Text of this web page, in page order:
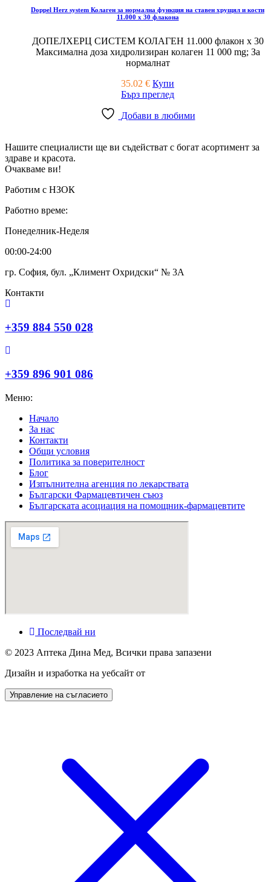
Doppel Herz system Колаген за нормална функция на ставен хрущял и кости
11.000 x 30 флакона
ДОПЕЛХЕРЦ СИСТЕМ КОЛАГЕН 11.000 флакон x 30
Максимална доза хидролизиран колаген 11 000 mg; За
нормалнат
35.02 € Купи
Бърз преглед
Добави в любими
Нашите специалисти ще ви съдействат с богат асортимент за
здраве и красота.
Очакваме ви!
Работим с НЗОК
Работно време:
Понеделник-Неделя
00:00-24:00
гр. София, бул. „Климент Охридски“ № 3A
Контакти
+359 884 550 028
+359 896 901 086
Меню:
Начало
За нас
Контакти
Общи условия
Политика за поверителност
Блог
Изпълнителна агенция по лекарствата
Български Фармацевтичен съюз
Българската асоциация на помощник-фармацевтите
Последвай ни
© 2023 Аптека Дина Мед, Всички права запазени
Дизайн и изработка на уебсайт от
Управление на съгласието